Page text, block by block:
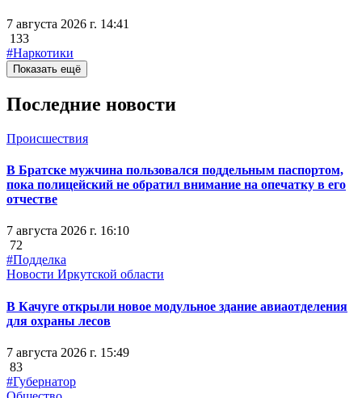
7 августа 2026 г. 14:41
133
#Наркотики
Показать ещё
Последние новости
Происшествия
В Братске мужчина пользовался поддельным паспортом,
пока полицейский не обратил внимание на опечатку в его
отчестве
7 августа 2026 г. 16:10
72
#Подделка
Новости Иркутской области
В Качуге открыли новое модульное здание авиаотделения
для охраны лесов
7 августа 2026 г. 15:49
83
#Губернатор